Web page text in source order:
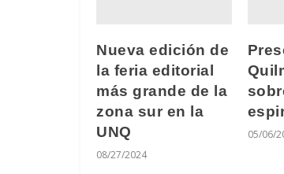
Nueva edición de
la feria editorial
más grande de la
zona sur en la
UNQ
08/27/2024
05/06/